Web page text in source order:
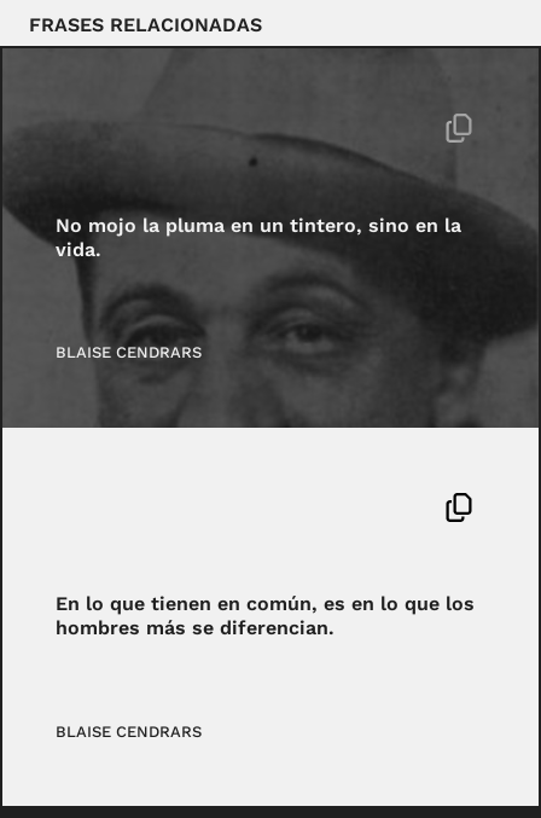
FRASES RELACIONADAS
No mojo la pluma en un tintero, sino en la
vida.
BLAISE CENDRARS
En lo que tienen en común, es en lo que los
hombres más se diferencian.
BLAISE CENDRARS